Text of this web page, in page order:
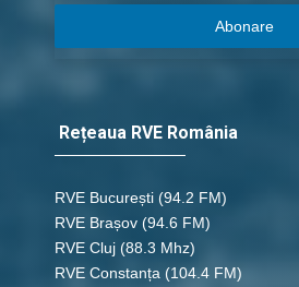
Abonare
Rețeaua RVE România
RVE București (94.2 FM)
RVE Brașov (94.6 FM)
RVE Cluj (88.3 Mhz)
RVE Constanța (104.4 FM)